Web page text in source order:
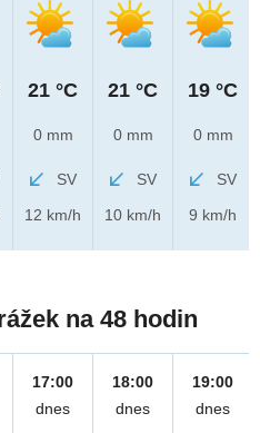
21 °C
0 mm
SV
12 km/h
21 °C
0 mm
SV
10 km/h
19 °C
0 mm
SV
9 km/h
na 48 hodin
17:00
dnes
18:00
dnes
19:00
dnes